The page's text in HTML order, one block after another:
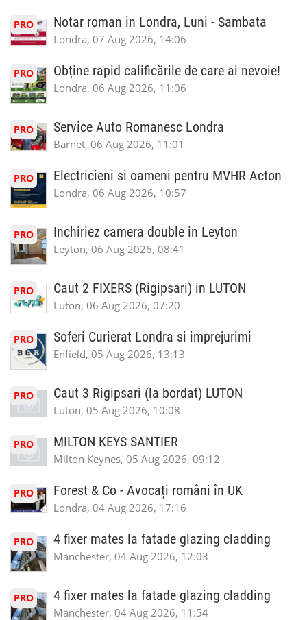
PRO Notar roman in Londra, Luni - Sambata
Londra, 07 Aug 2026, 14:06
PRO Obține rapid calificările de care ai nevoie!
Londra, 06 Aug 2026, 11:06
PRO Service Auto Romanesc Londra
Barnet, 06 Aug 2026, 11:01
PRO Electricieni si oameni pentru MVHR Acton
Londra, 06 Aug 2026, 10:57
PRO Inchiriez camera double in Leyton
Leyton, 06 Aug 2026, 08:41
PRO Caut 2 FIXERS (Rigipsari) in LUTON
Luton, 06 Aug 2026, 07:20
PRO Soferi Curierat Londra si imprejurimi
Enfield, 05 Aug 2026, 13:13
PRO Caut 3 Rigipsari (la bordat) LUTON
Luton, 05 Aug 2026, 10:08
PRO MILTON KEYS SANTIER
Milton Keynes, 05 Aug 2026, 09:12
PRO Forest & Co - Avocați români în UK
Londra, 04 Aug 2026, 17:16
PRO 4 fixer mates la fatade glazing cladding
Manchester, 04 Aug 2026, 12:03
PRO 4 fixer mates la fatade glazing cladding
Manchester, 04 Aug 2026, 11:54